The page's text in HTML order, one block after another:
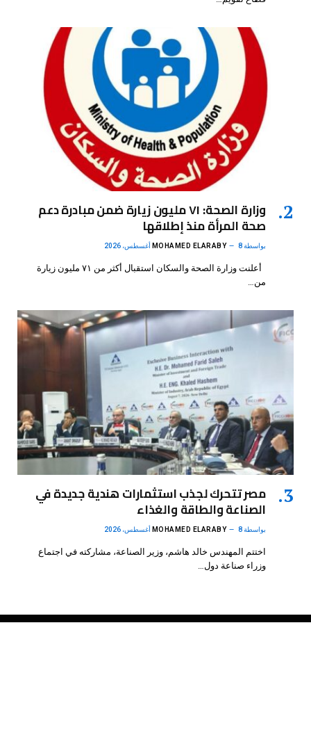
وزارة الصحة: ٧١ مليون زيارة ضمن مبادرة دعم
صحة المرأة منذ إطلاقها
بواسطة MOHAMED ELARABY 8 أغسطس، 2026
أعلنت وزارة الصحة والسكان استقبال أكثر من ٧١ مليون زيارة
من…
مصر تتحرك لجذب استثمارات هندية جديدة في
الصناعة والطاقة والغذاء
بواسطة MOHAMED ELARABY 8 أغسطس، 2026
اختتم المهندس خالد هاشم، وزير الصناعة، مشاركته في اجتماع
وزراء صناعة دول…